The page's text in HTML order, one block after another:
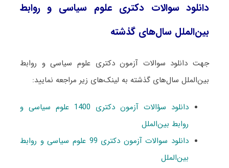
دانلود سوالات دکتری علوم سیاسی و روابط
بین‌الملل سال‌های گذشته
جهت دانلود سوالات آزمون دکتری علوم سیاسی و روابط
بین‌الملل سال‌های گذشته به لینک‌های زیر مراجعه نمایید:
دانلود سؤالات آزمون دکتری 1400 علوم سیاسی و
روابط بین‌الملل
دانلود سوالات آزمون دکتری 99 علوم سیاسی و روابط
بین‌الملل